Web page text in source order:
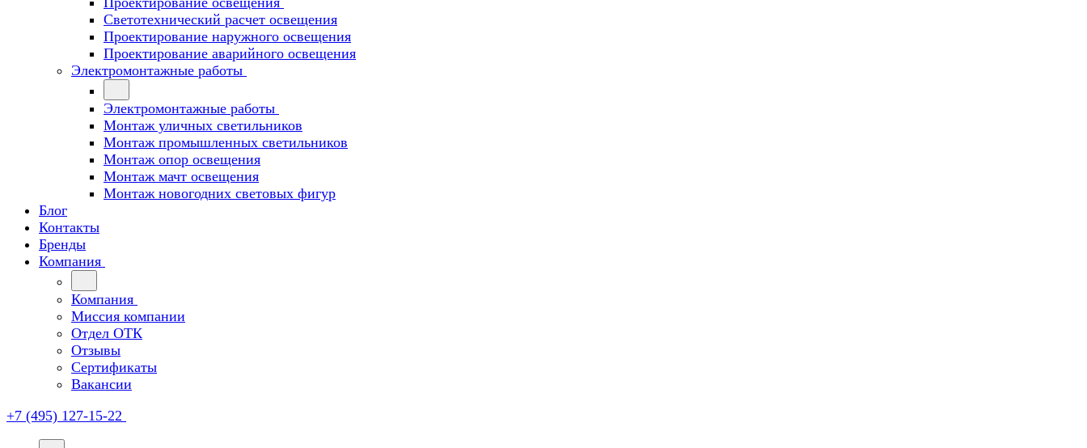
Светотехнический расчет освещения
Проектирование наружного освещения
Проектирование аварийного освещения
Электромонтажные работы
Электромонтажные работы
Монтаж уличных светильников
Монтаж промышленных светильников
Монтаж опор освещения
Монтаж мачт освещения
Монтаж новогодних световых фигур
Блог
Контакты
Бренды
Компания
Компания
Миссия компании
Отдел ОТК
Отзывы
Сертификаты
Вакансии
+7 (495) 127-15-22